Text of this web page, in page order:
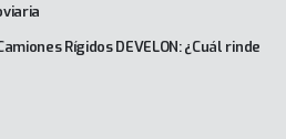
Rígidos DEVELON: ¿Cuál rinde